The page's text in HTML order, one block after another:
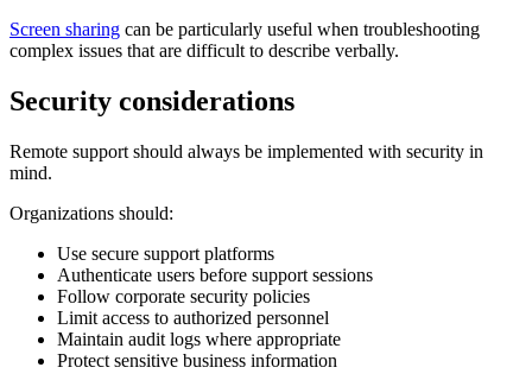
Screen sharing can be particularly useful when troubleshooting
complex issues that are difficult to describe verbally.
Security considerations
Remote support should always be implemented with security in
mind.
Organizations should:
Use secure support platforms
Authenticate users before support sessions
Follow corporate security policies
Limit access to authorized personnel
Maintain audit logs where appropriate
Protect sensitive business information